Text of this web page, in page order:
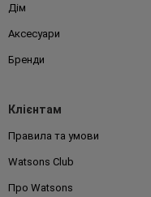
Дім
Аксесуари
Бренди
Клієнтам
Правила та умови
Watsons Club
Про Watsons